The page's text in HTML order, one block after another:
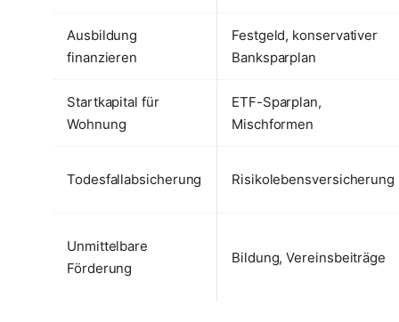
Ausbildung
finanzieren
Festgeld, konservativer
Banksparplan
Startkapital für
Wohnung
ETF-Sparplan,
Mischformen
Todesfallabsicherung Risikolebensversicherung
Unmittelbare
Förderung
Bildung, Vereinsbeiträge